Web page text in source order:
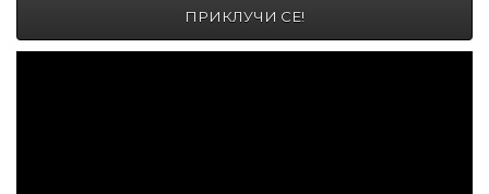
ПРИКЛУЧИ СЕ!